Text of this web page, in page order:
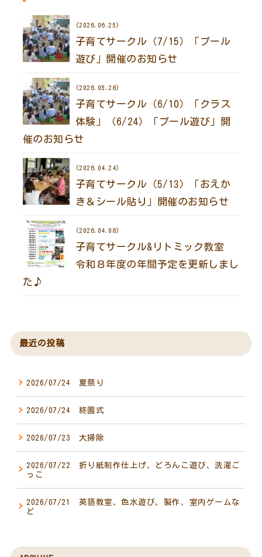
(2026.06.25)
子育てサークル（7/15）「プール
遊び」開催のお知らせ
(2026.05.28)
子育てサークル（6/10）「クラス
体験」（6/24）「プール遊び」開
催のお知らせ
(2026.04.24)
子育てサークル（5/13）「おえか
き＆シール貼り」開催のお知らせ
(2026.04.08)
子育てサークル&リトミック教室
令和８年度の年間予定を更新しまし
た♪
最近の投稿
2026/07/24 夏祭り
2026/07/24 終園式
2026/07/23 大掃除
2026/07/22 折り紙制作仕上げ、どろんこ遊び、洗濯ご
っこ
2026/07/21 英語教室、色水遊び、製作、室内ゲームな
ど